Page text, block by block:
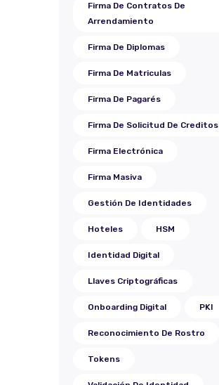
Firma De Contratos De
Arrendamiento
Firma De Diplomas
Firma De Matriculas
Firma De Pagarés
Firma De Solicitud De Creditos
Firma Electrónica
Firma Masiva
Gestión De Identidades
Hoteles HSM
Identidad Digital
Llaves Criptográficas
Onboarding Digital PKI
Reconocimiento De Rostro
Tokens